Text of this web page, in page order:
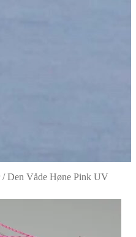
/Den Våde Høne Pink UV